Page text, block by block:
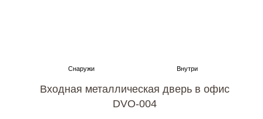
Входная металлическая дверь в офис
DVO-004